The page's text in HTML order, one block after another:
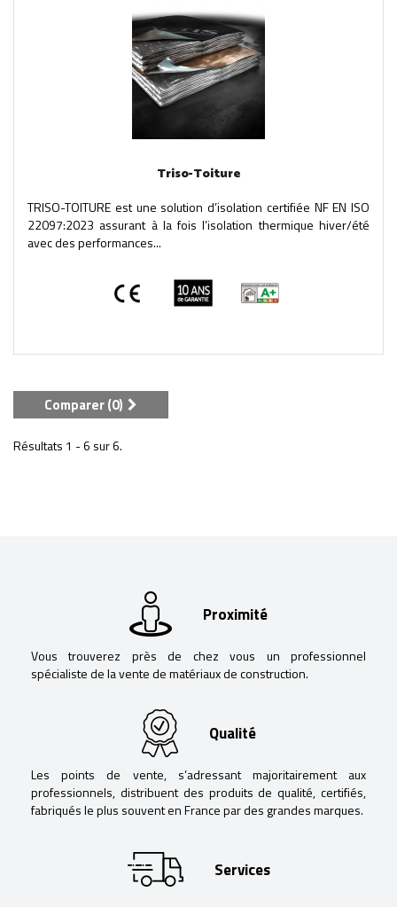
Triso-Toiture
TRISO-TOITURE est une solution d’isolation certifiée NF EN ISO
22097:2023 assurant à la fois l’isolation thermique hiver/été
avec des performances...
Comparer (0)
Résultats 1 - 6 sur 6.
Proximité
Vous trouverez près de chez vous un professionnel
spécialiste de la vente de matériaux de construction.
Qualité
Les points de vente, s’adressant majoritairement aux
professionnels, distribuent des produits de qualité, certifiés,
fabriqués le plus souvent en France par des grandes marques.
Services